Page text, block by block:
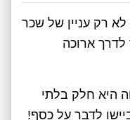
לא רק עניין של שכר
לדרך ארוכה
היא חלק בלתי
לדבר על כסף!